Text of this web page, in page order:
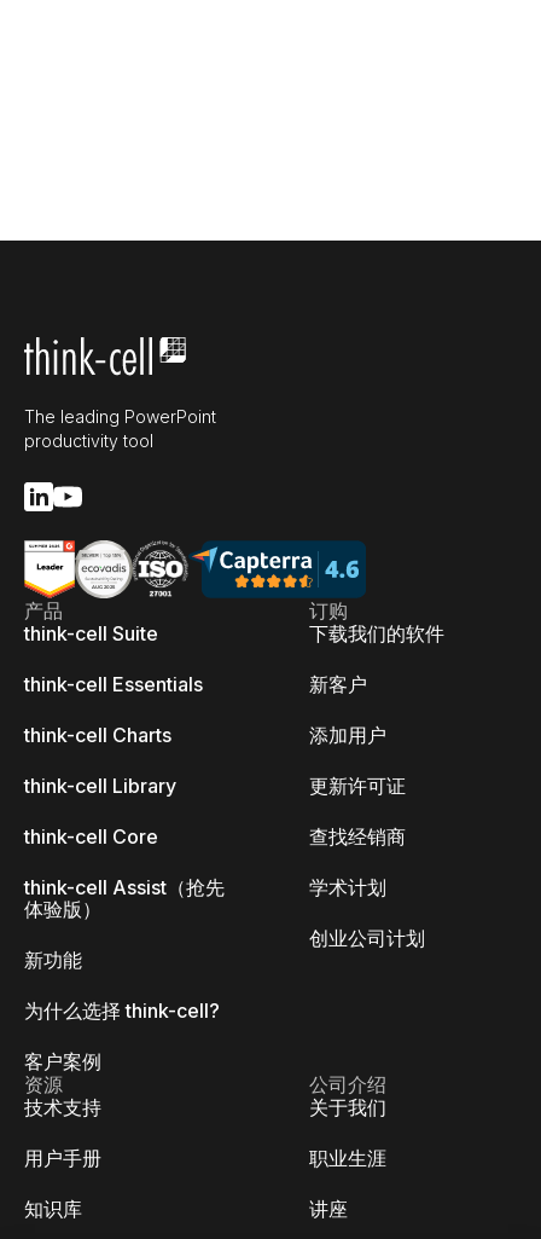
The leading PowerPoint
productivity tool
产品
think-cell Suite
think-cell Essentials
think-cell Charts
think-cell Library
think-cell Core
think-cell Assist（抢先
体验版）
新功能
为什么选择 think-cell?
客户案例
订购
下载我们的软件
新客户
添加用户
更新许可证
查找经销商
学术计划
创业公司计划
资源
技术支持
用户手册
知识库
公司介绍
关于我们
职业生涯
讲座